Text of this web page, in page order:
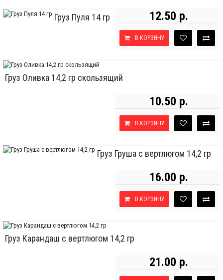
Груз Пуля 14 гр 12.50 р.
В КОРЗИНУ
Груз Оливка 14,2 гр скользящий
10.50 р.
В КОРЗИНУ
Груз Груша с вертлюгом 14,2 гр
16.00 р.
В КОРЗИНУ
Груз Карандаш с вертлюгом 14,2 гр
21.00 р.